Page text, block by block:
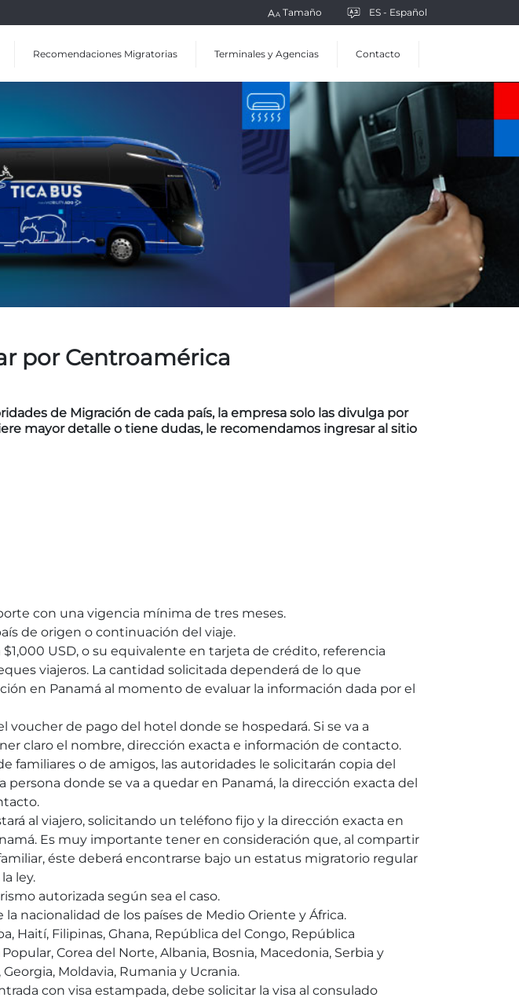
Tamaño ES - Español
Recomendaciones Migratorias Terminales y Agencias Contacto
por Centroamérica
de Migración de cada país, la empresa solo las divulga por
mayor detalle o tiene dudas, le recomendamos ingresar al sitio
con una vigencia mínima de tres meses.
de origen o continuación del viaje.
USD, o su equivalente en tarjeta de crédito, referencia
viajeros. La cantidad solicitada dependerá de lo que
en Panamá al momento de evaluar la información dada por el
voucher de pago del hotel donde se hospedará. Si se va a
claro el nombre, dirección exacta e información de contacto.
familiares o de amigos, las autoridades le solicitarán copia del
donde se va a quedar en Panamá, la dirección exacta del
al viajero, solicitando un teléfono fijo y la dirección exacta en
Es muy importante tener en consideración que, al compartir
éste deberá encontrarse bajo un estatus migratorio regular
ley.
autorizada según sea el caso.
nacionalidad de los países de Medio Oriente y África.
Haití, Filipinas, Ghana, República del Congo, República
Corea del Norte, Albania, Bosnia, Macedonia, Serbia y
Moldavia, Rumania y Ucrania.
con visa estampada, debe solicitar la visa al consulado